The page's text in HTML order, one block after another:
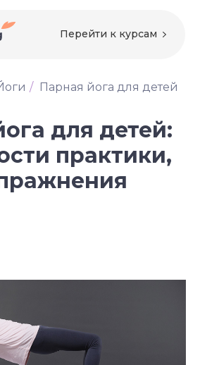
Перейти к курсам
/ Парная йога для детей
для детей:
практики,